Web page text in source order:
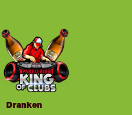
Dranken